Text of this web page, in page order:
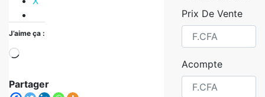
J’aime ça :
Partager
Prix De Vente
Acompte